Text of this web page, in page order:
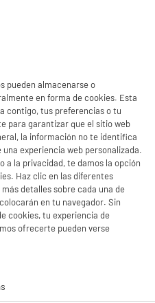
Compra online con total garantía,
productItem__availability-
change-btn
Bolsa VALBERG B3 750W
Duros Filtro Lavable
bolsa (l) : 2 L
pueden almacenarse o
en forma de cookies. Esta
contigo, tus preferencias o tu
para garantizar que el sitio web
la información no te identifica
experiencia web personalizada.
a la privacidad, te damos la opción
Haz clic en las diferentes
detalles sobre cada una de
en tu navegador. Sin
cookies, tu experiencia de
ofrecerte pueden verse